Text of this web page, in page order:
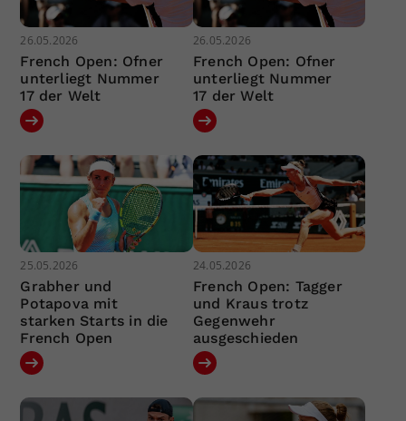
26.05.2026
French Open: Ofner
unterliegt Nummer
17 der Welt
26.05.2026
French Open: Ofner
unterliegt Nummer
17 der Welt
25.05.2026
Grabher und
Potapova mit
starken Starts in die
French Open
24.05.2026
French Open: Tagger
und Kraus trotz
Gegenwehr
ausgeschieden